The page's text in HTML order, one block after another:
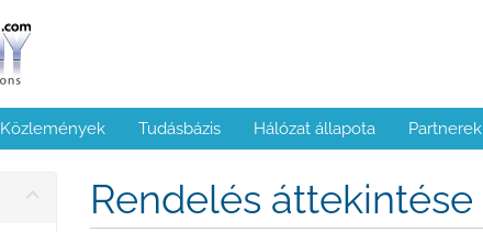
Közlemények Tudásbázis Hálózat állapota Partnerek
Rendelés áttekintése